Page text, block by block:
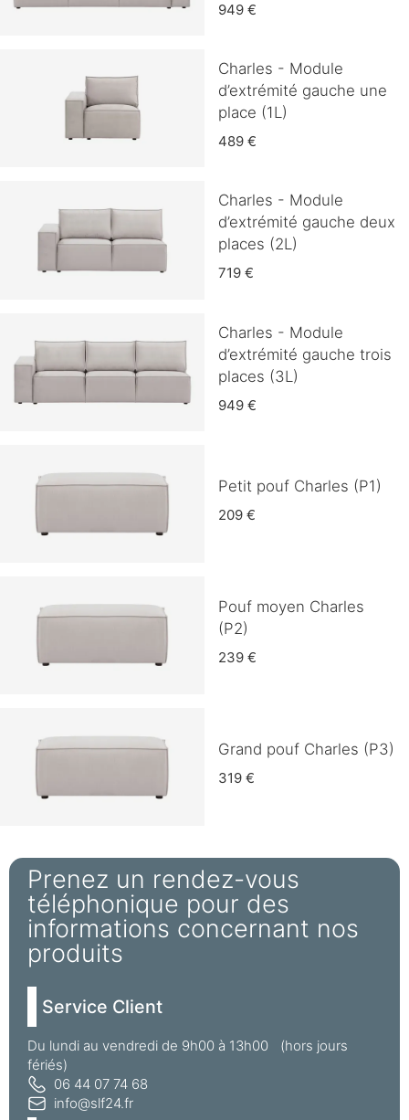
949 €
Charles - Module
d’extrémité gauche une
place (1L)
489 €
Charles - Module
d’extrémité gauche deux
places (2L)
719 €
Charles - Module
d’extrémité gauche trois
places (3L)
949 €
Petit pouf Charles (P1)
209 €
Pouf moyen Charles
(P2)
239 €
Grand pouf Charles (P3)
319 €
Prenez un rendez-vous
téléphonique pour des
informations concernant nos
produits
Service Client
Du lundi au vendredi de 9h00 à 13h00 (hors jours
fériés)
06 44 07 74 68
info@slf24.fr